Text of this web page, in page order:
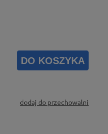
DO KOSZYKA
dodaj do przechowalni